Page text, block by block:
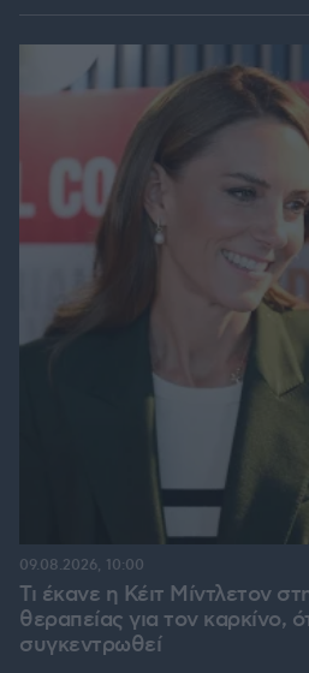
Τι έκανε η Κέιτ Μίντλετον
θεραπείας για τον καρκίνο,
συγκεντρωθεί
09.08.2026, 10:00